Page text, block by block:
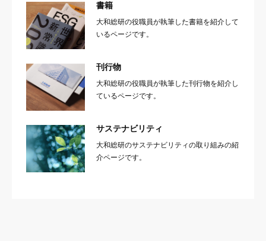
書籍
大和総研の役職員が執筆した書籍を紹介して
いるページです。
刊行物
大和総研の役職員が執筆した刊行物を紹介し
ているページです。
サステナビリティ
大和総研のサステナビリティの取り組みの紹
介ページです。